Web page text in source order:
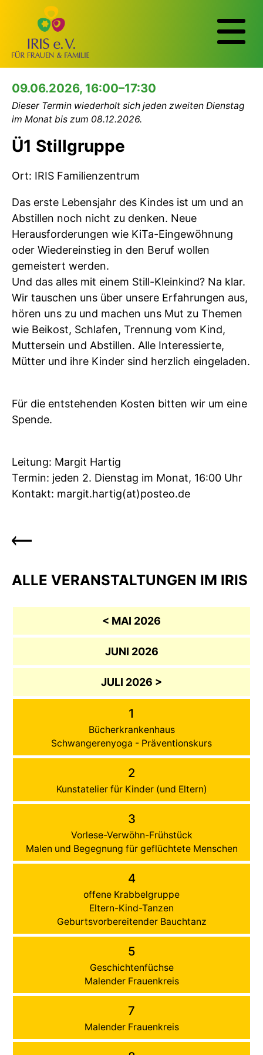
09.06.2026, 16:00–17:30
Dieser Termin wiederholt sich jeden zweiten Dienstag
im Monat bis zum 08.12.2026.
Ü1 Stillgruppe
Ort: IRIS Familienzentrum
Das erste Lebensjahr des Kindes ist um und an
Abstillen noch nicht zu denken. Neue
Herausforderungen wie KiTa-Eingewöhnung
oder Wiedereinstieg in den Beruf wollen
gemeistert werden.
Und das alles mit einem Still-Kleinkind? Na klar.
Wir tauschen uns über unsere Erfahrungen aus,
hören uns zu und machen uns Mut zu Themen
wie Beikost, Schlafen, Trennung vom Kind,
Muttersein und Abstillen. Alle Interessierte,
Mütter und ihre Kinder sind herzlich eingeladen.
Für die entstehenden Kosten bitten wir um eine
Spende.
Leitung: Margit Hartig
Termin: jeden 2. Dienstag im Monat, 16:00 Uhr
Kontakt: margit.hartig(at)posteo.de
ALLE VERANSTALTUNGEN IM IRIS
< MAI 2026
JUNI 2026
JULI 2026 >
1
Bücherkrankenhaus
Schwangerenyoga - Präventionskurs
2
Kunstatelier für Kinder (und Eltern)
3
Vorlese-Verwöhn-Frühstück
Malen und Begegnung für geflüchtete Menschen
4
offene Krabbelgruppe
Eltern-Kind-Tanzen
Geburtsvorbereitender Bauchtanz
5
Geschichtenfüchse
Malender Frauenkreis
7
Malender Frauenkreis